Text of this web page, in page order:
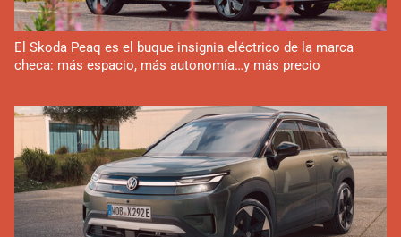
El Skoda Peaq es el buque insignia eléctrico de la marca
checa: más espacio, más autonomía…y más precio